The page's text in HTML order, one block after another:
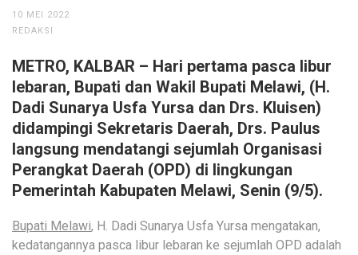
10 MEI 2022
REDAKSI
METRO, KALBAR – Hari pertama pasca libur
lebaran, Bupati dan Wakil Bupati Melawi, (H.
Dadi Sunarya Usfa Yursa dan Drs. Kluisen)
didampingi Sekretaris Daerah, Drs. Paulus
langsung mendatangi sejumlah Organisasi
Perangkat Daerah (OPD) di lingkungan
Pemerintah Kabupaten Melawi, Senin (9/5).
Bupati Melawi, H. Dadi Sunarya Usfa Yursa mengatakan,
kedatangannya pasca libur lebaran ke sejumlah OPD adalah